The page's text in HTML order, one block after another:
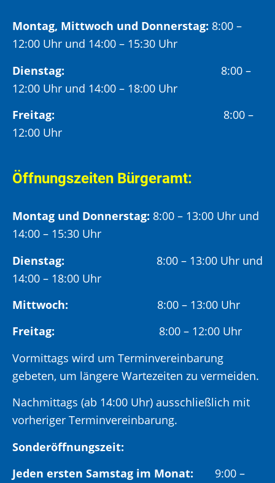
Montag, Mittwoch und Donnerstag: 8:00 –
12:00 Uhr und 14:00 – 15:30 Uhr
Dienstag: 8:00 –
12:00 Uhr und 14:00 – 18:00 Uhr
Freitag:
8:00 –
12:00 Uhr
Öffnungszeiten Bürgeramt:
Montag und Donnerstag: 8:00 – 13:00 Uhr und
14:00 – 15:30 Uhr
Dienstag: 8:00 – 13:00 Uhr und
14:00 – 18:00 Uhr
Mittwoch: 8:00 – 13:00 Uhr
Freitag:
8:00 – 12:00 Uhr
Vormittags wird um Terminvereinbarung
gebeten, um längere Wartezeiten zu vermeiden.
Nachmittags (ab 14:00 Uhr) ausschließlich mit
vorheriger Terminvereinbarung.
Sonderöffnungszeit:
Jeden ersten Samstag im Monat: 9:00 –